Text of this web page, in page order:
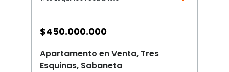
$450.000.000
Apartamento en Venta, Tres
Esquinas, Sabaneta